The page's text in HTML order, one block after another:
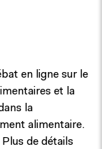
en ligne sur le
et la
la
alimentaire.
Plus de détails